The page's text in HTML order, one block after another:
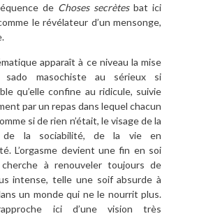
de Choses secrètesbat ici
le révélateur d’un mensonge,
apparaît à ce niveau la mise
sado masochiste au sérieux si
qu’elle confine au ridicule, suivie
par un repas dans lequel chacun
si de rien n’était, le visage de la
de la sociabilité, de la vie en
L’orgasme devient une fin en soi
cherche à renouveler toujours de
intense, telle une soif absurde à
un monde qui ne le nourrit plus.
ici d’une vision très